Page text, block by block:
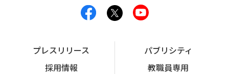
プレスリリース
パブリシティ
採用情報
教職員専用